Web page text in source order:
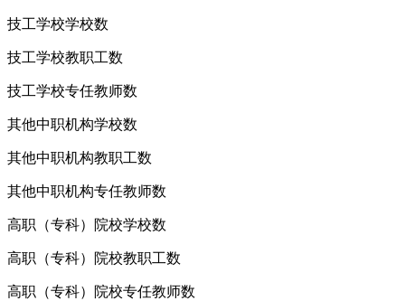
技工学校学校数
技工学校教职工数
技工学校专任教师数
其他中职机构学校数
其他中职机构教职工数
其他中职机构专任教师数
高职（专科）院校学校数
高职（专科）院校教职工数
高职（专科）院校专任教师数